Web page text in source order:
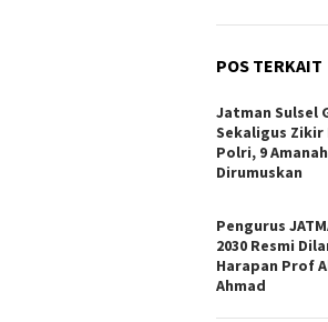
POS TERKAIT
Jatman Sulsel
Sekaligus Zikir
Polri, 9
Dirumuskan
Pengurus
2030 Resmi
Harapan Prof
Ahmad